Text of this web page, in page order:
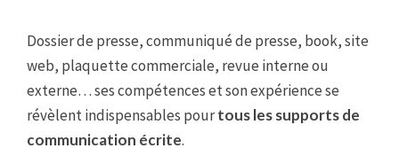
Dossier de presse, communiqué de presse, book, site
web, plaquette commerciale, revue interne ou
externe… ses compétences et son expérience se
révèlent indispensables pourtous les supports de
communication écrite.